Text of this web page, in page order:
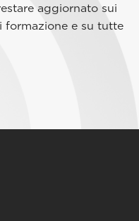
aggiornato sui
formazione e su tutte